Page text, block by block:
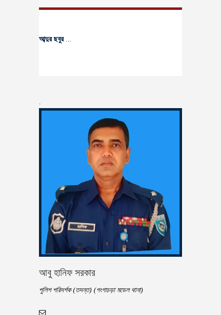
আব্দুর ছবুর...
আবু হানিফ সরকার
পুলিশ পরিদর্শক (তদন্ত) (গংগাচড়া মডেল থানা)